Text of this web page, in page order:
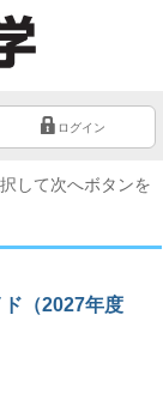
ログイン
して次へボタンを
（2027年度